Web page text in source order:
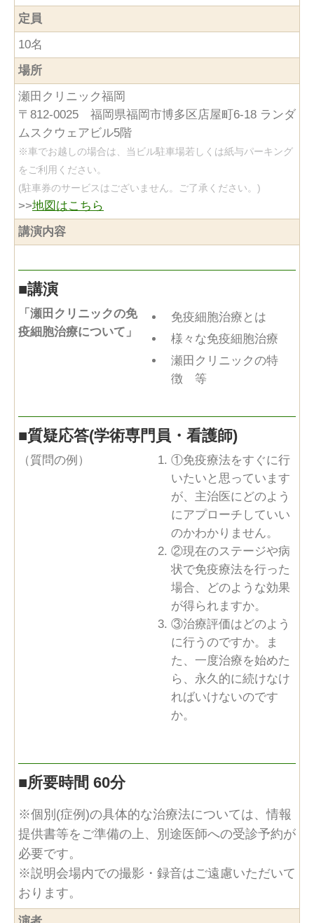
定員
10名
場所
瀬田クリニック福岡
〒812-0025 福岡県福岡市博多区店屋町6-18 ランダ
ムスクウェアビル5階
※車でお越しの場合は、当ビル駐車場若しくは紙与パーキング
をご利用ください。
(駐車券のサービスはございません。ご了承ください。)
>>地図はこちら
講演内容
■講演
「瀬田クリニックの免
疫細胞治療について」
免疫細胞治療とは
様々な免疫細胞治療
瀬田クリニックの特
徴 等
■質疑応答(学術専門員・看護師)
（質問の例）
①免疫療法をすぐに行
いたいと思っています
が、主治医にどのよう
にアプローチしていい
のかわかりません。
②現在のステージや病
状で免疫療法を行った
場合、どのような効果
が得られますか。
③治療評価はどのよう
に行うのですか。ま
た、一度治療を始めた
ら、永久的に続けなけ
ればいけないのです
か。
■所要時間 60分
※個別(症例)の具体的な治療法については、情報
提供書等をご準備の上、別途医師への受診予約が
必要です。
※説明会場内での撮影・録音はご遠慮いただいて
おります。